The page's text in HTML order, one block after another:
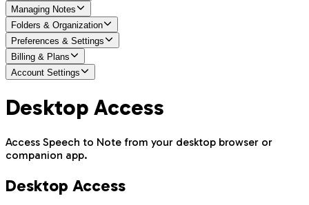
Managing Notes
Folders & Organization
Preferences & Settings
Billing & Plans
Account Settings
Desktop Access
Access Speech to Note from your desktop browser or
companion app.
Desktop Access